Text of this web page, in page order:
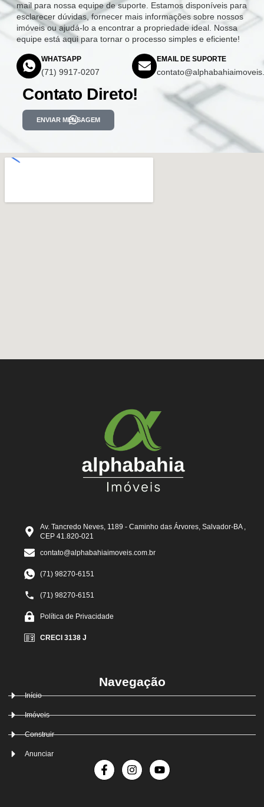
mail para nossa equipe de suporte. Estamos disponíveis para
esclarecer dúvidas, fornecer mais informações sobre nossos
imóveis ou ajudá-lo a encontrar a propriedade ideal. Nossa
equipe está aqui para tornar o processo simples e eficiente!
WHATSAPP
(71) 9917-0207
EMAIL DE SUPORTE
Contato Direto!
ENVIAR MENSAGEM
Av. Tancredo Neves, 1189 - Caminho das Árvores, Salvador-BA ,
CEP 41.820-021
contato@alphabahiaimoveis.com.br
(71) 98270-6151
(71) 98270-6151
Política de Privacidade
CRECI 3138 J
Navegação
Início
Imóveis
Construir
Anunciar